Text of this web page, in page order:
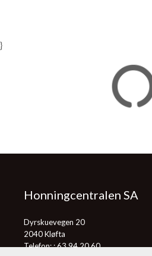
}
Honningcentralen SA
Dyrskuevegen 20
2040 Kløfta
Telefon: :63 94 20 60